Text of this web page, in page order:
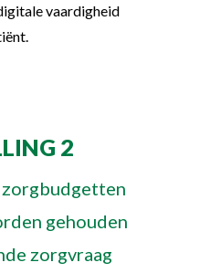
vaardigheid
2
gehouden
zorgvraag